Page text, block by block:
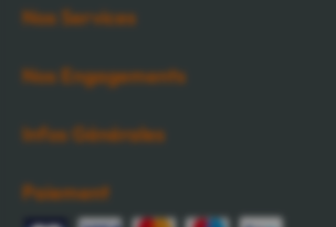
Nos Services
Nos Engagements
Infos Générales
Paiement